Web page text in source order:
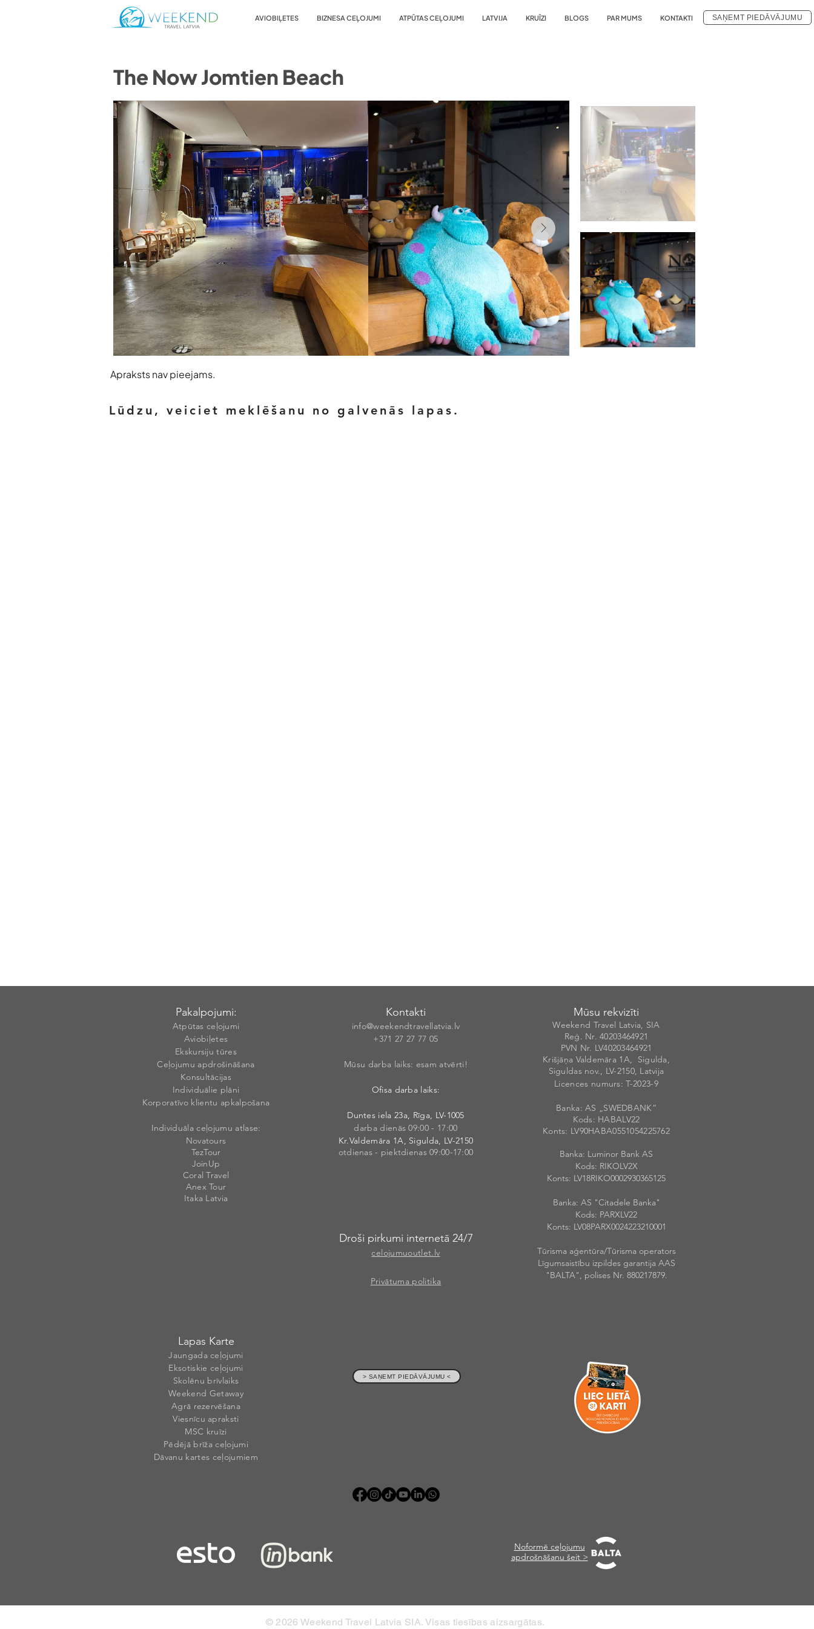
AVIOBIĻETES BIZNESA CEĻOJUMI ATPŪTAS CEĻOJUMI LATVIJA KRUĪZI BLOGS PAR MUMS KONTAKTI SAŅEMT PIEDĀVĀJUMU
The Now Jomtien Beach
Apraksts nav pieejams.
Lūdzu, veiciet meklēšanu no galvenās lapas.
Pakalpojumi:
Atpūtas ceļojumi
Aviobiļetes
Ekskursiju tūres
Ceļojumu apdrošināšana
Konsultācijas
Individuālie plāni
Korporatīvo klientu apkalpošana
Individuāla ceļojumu atlase:
Novatours
TezTour
JoinUp
Coral Travel
Anex Tour
Itaka Latvia
Kontakti
info@weekendtravellatvia.lv
+371 27 27 77 05
Mūsu darba laiks: esam atvērti!
Ofisa darba laiks:
Duntes iela 23a, Rīga, LV-1005
darba dienās 09:00 - 17:00
Kr.Valdemāra 1A, Sigulda, LV-2150
otdienas - piektdienas 09:00-17:00
Droši pirkumi internetā 24/7
celojumuoutlet.lv
Privātuma politika
Mūsu rekvizīti
Weekend Travel Latvia, SIA
Reģ. Nr. 40203464921
PVN Nr. LV40203464921
Krišjāņa Valdemāra 1A, Sigulda,
Siguldas nov., LV-2150, Latvija
Licences numurs: T-2023-9
Banka: AS „SWEDBANK”
Kods: HABALV22
Konts: LV90HABA0551054225762
Banka: Luminor Bank AS
Kods: RIKOLV2X
Konts: LV18RIKO0002930365125
Banka: AS "Citadele Banka"
Kods: PARXLV22
Konts: LV08PARX0024223210001
Tūrisma aģentūra/Tūrisma operators
Līgumsaistību izpildes garantija AAS
"BALTA", polises Nr. 880217879.
Lapas Karte
Jaungada ceļojumi
Eksotiskie ceļojumi
Skolēnu brīvlaiks
Weekend Getaway
Agrā rezervēšana
Viesnīcu apraksti
MSC kruīzi
Pēdējā brīža ceļojumi
Dāvanu kartes ceļojumiem
> SAŅEMT PIEDĀVĀJUMU <
Noformē ceļojumu
apdrošnāšanu šeit >
© 2026 Weekend Travel Latvia SIA. Visas tiesības aizsargātas.